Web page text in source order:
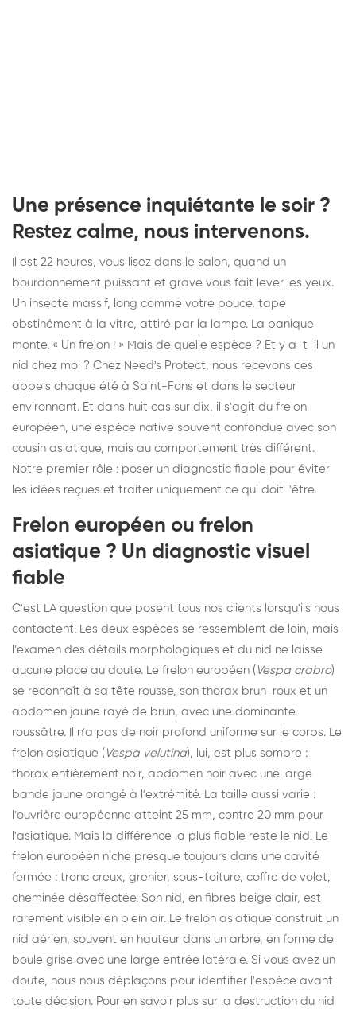
Une présence inquiétante le soir ?
Restez calme, nous intervenons.
Il est 22 heures, vous lisez dans le salon, quand un
bourdonnement puissant et grave vous fait lever les yeux.
Un insecte massif, long comme votre pouce, tape
obstinément à la vitre, attiré par la lampe. La panique
monte. « Un frelon ! » Mais de quelle espèce ? Et y a-t-il un
nid chez moi ? Chez Need's Protect, nous recevons ces
appels chaque été à Saint-Fons et dans le secteur
environnant. Et dans huit cas sur dix, il s'agit du frelon
européen, une espèce native souvent confondue avec son
cousin asiatique, mais au comportement très différent.
Notre premier rôle : poser un diagnostic fiable pour éviter
les idées reçues et traiter uniquement ce qui doit l'être.
Frelon européen ou frelon
asiatique ? Un diagnostic visuel
fiable
C'est LA question que posent tous nos clients lorsqu'ils nous
contactent. Les deux espèces se ressemblent de loin, mais
l'examen des détails morphologiques et du nid ne laisse
aucune place au doute. Le frelon européen ( Vespa crabro)
se reconnaît à sa tête rousse, son thorax brun-roux et un
abdomen jaune rayé de brun, avec une dominante
roussâtre. Il n'a pas de noir profond uniforme sur le corps. Le
frelon asiatique ( Vespa velutina), lui, est plus sombre :
thorax entièrement noir, abdomen noir avec une large
bande jaune orangé à l'extrémité. La taille aussi varie :
l'ouvrière européenne atteint 25 mm, contre 20 mm pour
l'asiatique. Mais la différence la plus fiable reste le nid. Le
frelon européen niche presque toujours dans une cavité
fermée : tronc creux, grenier, sous-toiture, coffre de volet,
cheminée désaffectée. Son nid, en fibres beige clair, est
rarement visible en plein air. Le frelon asiatique construit un
nid aérien, souvent en hauteur dans un arbre, en forme de
boule grise avec une large entrée latérale. Si vous avez un
doute, nous nous déplaçons pour identifier l'espèce avant
toute décision. Pour en savoir plus sur la destruction du nid